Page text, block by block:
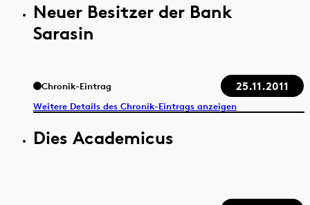
Neuer Besitzer der Bank
Sarasin
Chronik-Eintrag 25.11.2011
Weitere Details des Chronik-Eintrags anzeigen
Dies Academicus